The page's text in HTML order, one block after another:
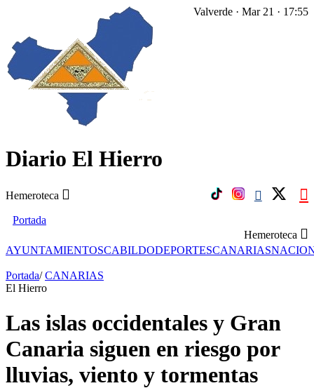
Diario El Hierro
Hemeroteca
Valverde · Mar 21 · 17:55
Portada
Hemeroteca
AYUNTAMIENTOSCABILDODEPORTESCANARIAS
Portada/ CANARIAS
El Hierro
Las islas occidentales y Gran
Canaria siguen en riesgo por
lluvias, viento y tormentas